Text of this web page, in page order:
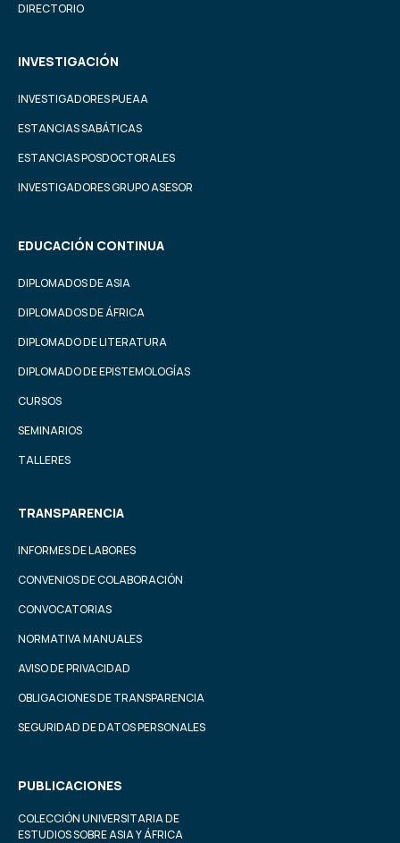
DIRECTORIO
INVESTIGACIÓN
INVESTIGADORES PUEAA
ESTANCIAS SABÁTICAS
ESTANCIAS POSDOCTORALES
INVESTIGADORES GRUPO ASESOR
EDUCACIÓN CONTINUA
DIPLOMADOS DE ASIA
DIPLOMADOS DE ÁFRICA
DIPLOMADO DE LITERATURA
DIPLOMADO DE EPISTEMOLOGÍAS
CURSOS
SEMINARIOS
TALLERES
TRANSPARENCIA
INFORMES DE LABORES
CONVENIOS DE COLABORACIÓN
CONVOCATORIAS
NORMATIVA MANUALES
AVISO DE PRIVACIDAD
OBLIGACIONES DE TRANSPARENCIA
SEGURIDAD DE DATOS PERSONALES
PUBLICACIONES
COLECCIÓN UNIVERSITARIA DE
ESTUDIOS SOBRE ASIA Y ÁFRICA